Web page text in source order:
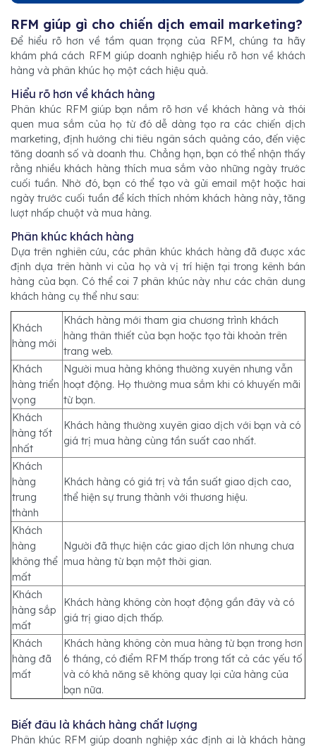
RFM giúp gì cho chiến dịch email marketing?
Để hiểu rõ hơn về tầm quan trọng của RFM, chúng ta hãy
khám phá cách RFM giúp doanh nghiệp hiểu rõ hơn về khách
hàng và phân khúc họ một cách hiệu quả.
Hiểu rõ hơn về khách hàng
Phân khúc RFM giúp bạn nắm rõ hơn về khách hàng và thói
quen mua sắm của họ từ đó dễ dàng tạo ra các chiến dịch
marketing, định hướng chi tiêu ngân sách quảng cáo, đến việc
tăng doanh số và doanh thu. Chẳng hạn, bạn có thể nhận thấy
rằng nhiều khách hàng thích mua sắm vào những ngày trước
cuối tuần. Nhờ đó, bạn có thể tạo và gửi email một hoặc hai
ngày trước cuối tuần để kích thích nhóm khách hàng này, tăng
lượt nhấp chuột và mua hàng.
Phân khúc khách hàng
Dựa trên nghiên cứu, các phân khúc khách hàng đã được xác
định dựa trên hành vi của họ và vị trí hiện tại trong kênh bán
hàng của bạn. Có thể coi 7 phân khúc này như các chân dung
khách hàng cụ thể như sau:
Khách
hàng mới
Khách hàng mới tham gia chương trình khách
hàng thân thiết của bạn hoặc tạo tài khoản trên
trang web.
Khách
hàng triển
vọng
Người mua hàng không thường xuyên nhưng vẫn
hoạt động. Họ thường mua sắm khi có khuyến mãi
từ bạn.
Khách
hàng tốt
nhất
Khách hàng thường xuyên giao dịch với bạn và có
giá trị mua hàng cùng tần suất cao nhất.
Khách
hàng
trung
thành
Khách hàng có giá trị và tần suất giao dịch cao,
thể hiện sự trung thành với thương hiệu.
Khách
hàng
không thể
mất
Người đã thực hiện các giao dịch lớn nhưng chưa
mua hàng từ bạn một thời gian.
Khách
hàng sắp
mất
Khách hàng không còn hoạt động gần đây và có
giá trị giao dịch thấp.
Khách
hàng đã
mất
Khách hàng không còn mua hàng từ bạn trong hơn
6 tháng, có điểm RFM thấp trong tất cả các yếu tố
và có khả năng sẽ không quay lại cửa hàng của
bạn nữa.
Biết đâu là khách hàng chất lượng
Phân khúc RFM giúp doanh nghiệp xác định ai là khách hàng